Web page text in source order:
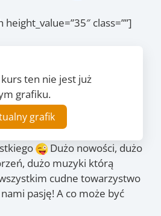
class=””]
ten nie jest już
grafiku.
grafik
Dużo nowości, dużo
dużo muzyki którą
cudne towarzystwo
pasję! A co może być